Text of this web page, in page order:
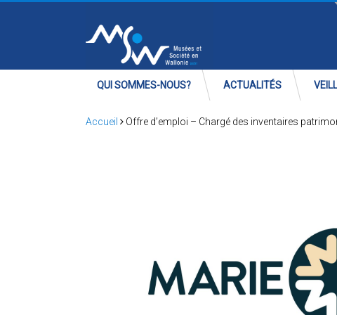
QUI SOMMES-NOUS? ACTUALITÉS
Accueil Offre d’emploi – Chargé des inventaires